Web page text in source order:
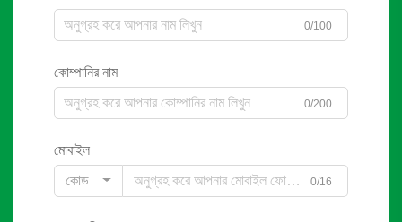
0/100
কোম্পানির নাম
0/200
মোবাইল
কোড
0/16